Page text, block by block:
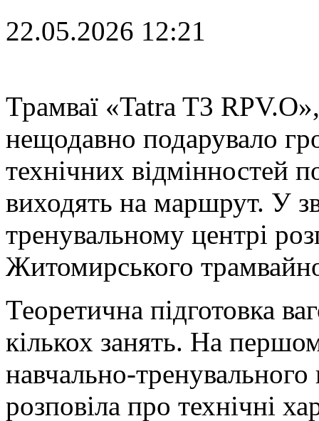
22.05.2026 12:21
Трамваї «Tatra T3
нещодавно подарувало
технічних відмінностей
виходять на маршрут. У
тренувальному центрі
Житомирського
Теоретична підготовка
кількох занять. На
навчально-
розповіла про технічні